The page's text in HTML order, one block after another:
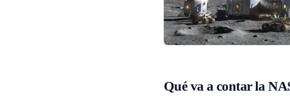
Qué va a contar la